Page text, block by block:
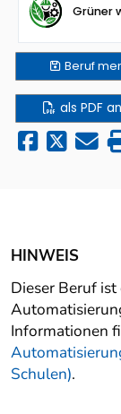
Grüner
Beruf
als PDF
HINWEIS
Dieser Beruf
Informationen
Schulen).